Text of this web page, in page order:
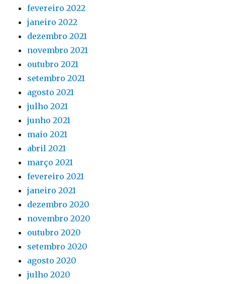
fevereiro 2022
janeiro 2022
dezembro 2021
novembro 2021
outubro 2021
setembro 2021
agosto 2021
julho 2021
junho 2021
maio 2021
abril 2021
março 2021
fevereiro 2021
janeiro 2021
dezembro 2020
novembro 2020
outubro 2020
setembro 2020
agosto 2020
julho 2020